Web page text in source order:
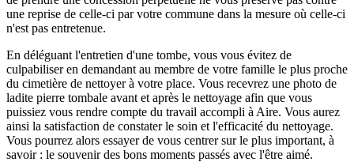
une reprise de celle-ci par votre commune dans la mesure où celle-ci
n'est pas entretenue.
En déléguant l'entretien d'une tombe, vous vous évitez de
culpabiliser en demandant au membre de votre famille le plus proche
du cimetière de nettoyer à votre place. Vous recevrez une photo de
ladite pierre tombale avant et après le nettoyage afin que vous
puissiez vous rendre compte du travail accompli à Aire. Vous aurez
ainsi la satisfaction de constater le soin et l'efficacité du nettoyage.
Vous pourrez alors essayer de vous centrer sur le plus important, à
savoir : le souvenir des bons moments passés avec l'être aimé.